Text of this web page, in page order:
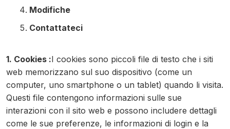
Modifiche
Contattateci
1. Cookies :I cookies sono piccoli file di testo che i siti
web memorizzano sul suo dispositivo (come un
computer, uno smartphone o un tablet) quando li visita.
Questi file contengono informazioni sulle sue
interazioni con il sito web e possono includere dettagli
come le sue preferenze, le informazioni di login e la